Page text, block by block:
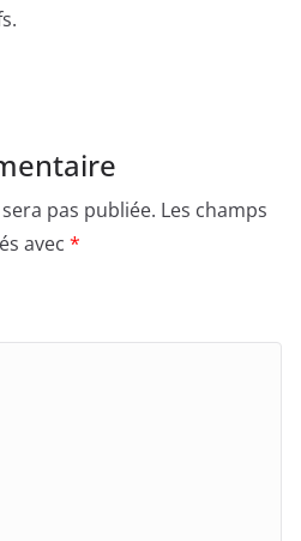
pas publiée. Les champs
avec *